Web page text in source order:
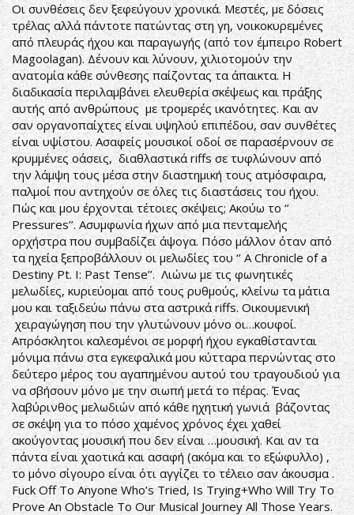
Οι συνθέσεις δεν ξεφεύγουν χρονικά. Μεστές, με δόσεις
τρέλας αλλά πάντοτε πατώντας στη γη, νοικοκυρεμένες
από πλευράς ήχου και παραγωγής (από τον έμπειρο Robert
Magoolagan). Δένουν και λύνουν, χιλιοτομούν την
ανατομία κάθε σύνθεσης παίζοντας τα άπαικτα. Η
διαδικασία περιλαμβάνει ελευθερία σκέψεως και πράξης
αυτής από ανθρώπους με τρομερές ικανότητες. Και αν
σαν οργανοπαίχτες είναι υψηλού επιπέδου, σαν συνθέτες
είναι υψίστου. Ασαφείς μουσικοί οδοί σε παρασέρνουν σε
κρυμμένες οάσεις, διαθλαστικά riffs σε τυφλώνουν από
την λάμψη τους μέσα στην διαστημική τους ατμόσφαιρα,
παλμοί που αντηχούν σε όλες τις διαστάσεις του ήχου.
Πώς και μου έρχονται τέτοιες σκέψεις; Ακούω το ‘’
Pressures’’. Ασυμφωνία ήχων από μια πενταμελής
ορχήστρα που συμβαδίζει άψογα. Πόσο μάλλον όταν από
τα ηχεία ξεπροβάλλουν οι μελωδίες του ‘’ A Chronicle of a
Destiny Pt. I: Past Tense’’. Λιώνω με τις φωνητικές
μελωδίες, κυριεύομαι από τους ρυθμούς, κλείνω τα μάτια
μου και ταξιδεύω πάνω στα αστρικά riffs. Οικουμενική
χειραγώγηση που την γλυτώνουν μόνο οι…κουφοί.
Απρόσκλητοι καλεσμένοι σε μορφή ήχου εγκαθίστανται
μόνιμα πάνω στα εγκεφαλικά μου κύτταρα περνώντας στο
δεύτερο μέρος του αγαπημένου αυτού του τραγουδιού για
να σβήσουν μόνο με την σιωπή μετά το πέρας. Ένας
λαβύρινθος μελωδιών από κάθε ηχητική γωνιά βάζοντας
σε σκέψη για το πόσο χαμένος χρόνος έχει χαθεί
ακούγοντας μουσική που δεν είναι …μουσική. Και αν τα
πάντα είναι χαοτικά και ασαφή (ακόμα και το εξώφυλλο) ,
το μόνο σίγουρο είναι ότι αγγίζει το τέλειο σαν άκουσμα .
Fuck Off To Anyone Who’s Tried, Is Trying+Who Will Try To
Prove An Obstacle To Our Musical Journey All Those Years.